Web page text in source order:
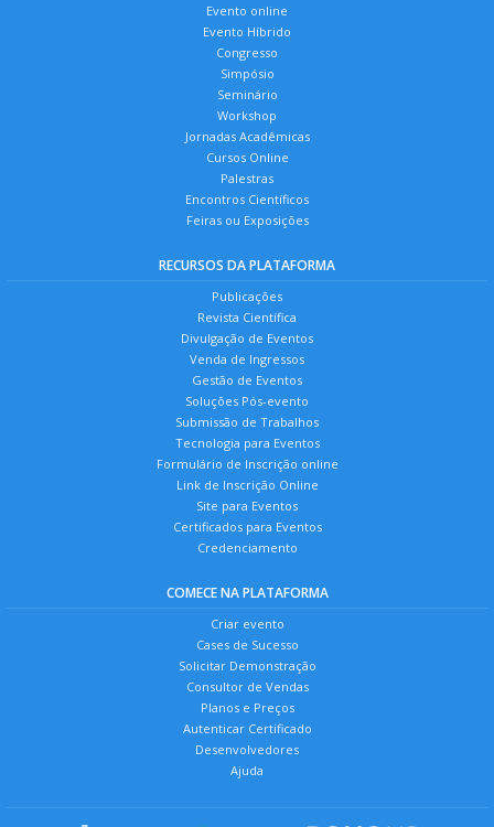
Evento online
Evento Híbrido
Congresso
Simpósio
Seminário
Workshop
Jornadas Acadêmicas
Cursos Online
Palestras
Encontros Científicos
Feiras ou Exposições
RECURSOS DA PLATAFORMA
Publicações
Revista Científica
Divulgação de Eventos
Venda de Ingressos
Gestão de Eventos
Soluções Pós-evento
Submissão de Trabalhos
Tecnologia para Eventos
Formulário de Inscrição online
Link de Inscrição Online
Site para Eventos
Certificados para Eventos
Credenciamento
COMECE NA PLATAFORMA
Criar evento
Cases de Sucesso
Solicitar Demonstração
Consultor de Vendas
Planos e Preços
Autenticar Certificado
Desenvolvedores
Ajuda